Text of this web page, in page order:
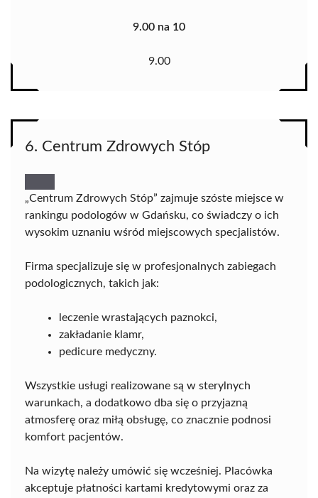
9.00 na 10
9.00
6. Centrum Zdrowych Stóp
„Centrum Zdrowych Stóp” zajmuje szóste miejsce w
rankingu podologów w Gdańsku, co świadczy o ich
wysokim uznaniu wśród miejscowych specjalistów.
Firma specjalizuje się w profesjonalnych zabiegach
podologicznych, takich jak:
leczenie wrastających paznokci,
zakładanie klamr,
pedicure medyczny.
Wszystkie usługi realizowane są w sterylnych
warunkach, a dodatkowo dba się o przyjazną
atmosferę oraz miłą obsługę, co znacznie podnosi
komfort pacjentów.
Na wizytę należy umówić się wcześniej. Placówka
akceptuje płatności kartami kredytowymi oraz za